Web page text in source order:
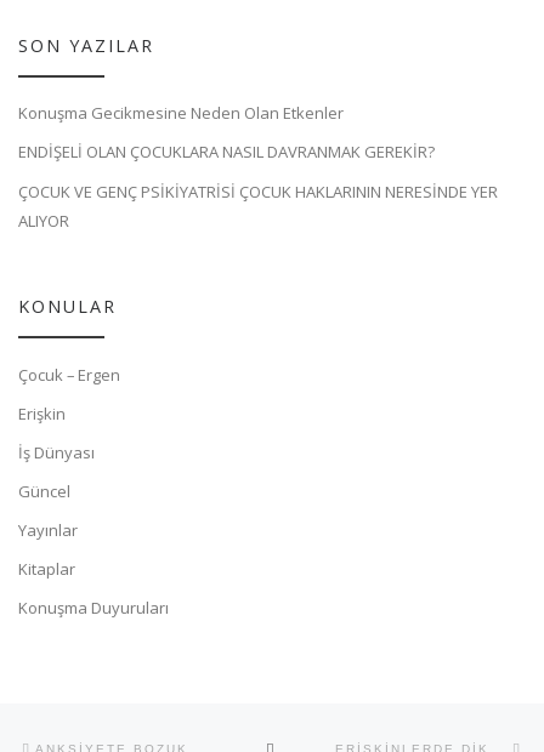
SON YAZILAR
Konuşma Gecikmesine Neden Olan Etkenler
ENDİŞELİ OLAN ÇOCUKLARA NASIL DAVRANMAK GEREKİR?
ÇOCUK VE GENÇ PSİKİYATRİSİ ÇOCUK HAKLARININ NERESİNDE YER
ALIYOR
KONULAR
Çocuk – Ergen
Erişkin
İş Dünyası
Güncel
Yayınlar
Kitaplar
Konuşma Duyuruları
Yazı dolaşımı
Previous post BACK TO POST LIST